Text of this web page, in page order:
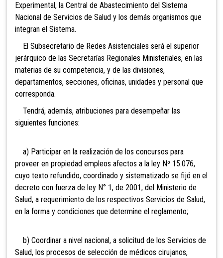
Experimental, la Central de Abastecimiento del Sistema
Nacional de Servicios de Salud y los demás organismos que
integran el Sistema.
El Subsecretario de Redes Asistenciales será el superior
jerárquico de las Secretarías Regionales Ministeriales, en las
materias de su competencia, y de las divisiones,
departamentos, secciones, oficinas, unidades y personal que
corresponda.
Tendrá, además, atribuciones para desempeñar las
siguientes funciones:
a) Participar en la realización de los concursos para
proveer en propiedad empleos afectos a la ley Nº 15.076,
cuyo texto refundido, coordinado y sistematizado se fijó en el
decreto con fuerza de ley N° 1, de 2001, del Ministerio de
Salud, a requerimiento de los respectivos Servicios de Salud,
en la forma y condiciones que determine el reglamento;
b) Coordinar a nivel nacional, a solicitud de los Servicios de
Salud, los procesos de selección de médicos cirujanos,